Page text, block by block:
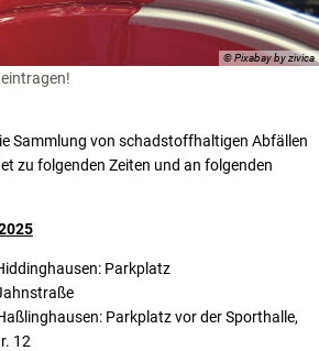
© Pixabay by zivica
Sammlung von schadstoffhaltigen Abfällen
zu folgenden Zeiten und an folgenden
Parkplatz
Parkplatz vor der Sporthalle,
12